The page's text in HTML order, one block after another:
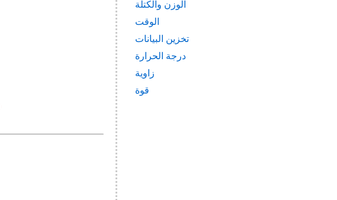
الوزن والكتلة
الوقت
تخزين البيانات
درجة الحرارة
زاوية
قوة